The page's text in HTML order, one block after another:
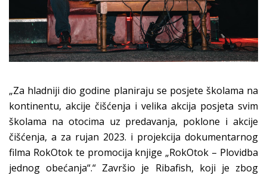
„Za hladniji dio godine planiraju se posjete školama na
kontinentu, akcije čišćenja i velika akcija posjeta svim
školama na otocima uz predavanja, poklone i akcije
čišćenja, a za rujan 2023. i projekcija dokumentarnog
filma RokOtok te promocija knjige „RokOtok – Plovidba
jednog obećanja“.“ Završio je Ribafish, koji je zbog